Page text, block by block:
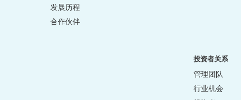
发展历程
合作伙伴
投资者关系
管理团队
行业机会